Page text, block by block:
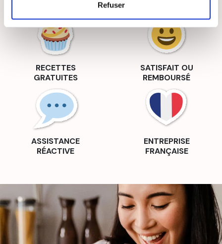
Refuser
RECETTES
GRATUITES
SATISFAIT OU
REMBOURSÉ
ASSISTANCE
RÉACTIVE
ENTREPRISE
FRANÇAISE